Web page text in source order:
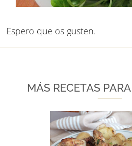
Espero que os gusten.
MÁS RECETAS